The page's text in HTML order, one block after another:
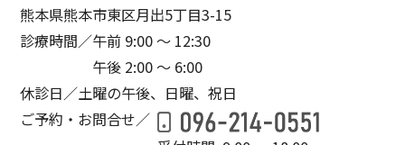
熊本県熊本市東区月出5丁目3-15
診療時間／午前 9:00 ～ 12:30
午後 2:00 ～ 6:00
休診日／土曜の午後、日曜、祝日
ご予約・お問合せ／